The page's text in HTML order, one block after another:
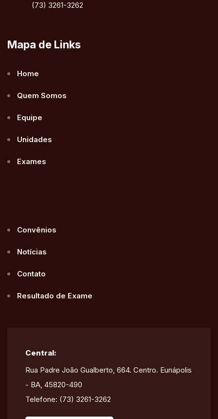
(73) 3261-3262
Mapa de Links
Home
Quem Somos
Equipe
Unidades
Exames
Convênios
Notícias
Contato
Resultado de Exame
Central:
Rua Padre João Gualberto, 664. Centro. Eunápolis
- BA, 45820-490
Telefone: (73) 3261-3262